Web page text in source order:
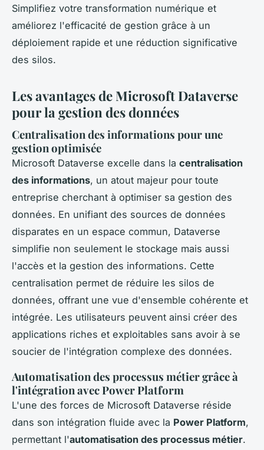
Simplifiez votre transformation numérique et
améliorez l'efficacité de gestion grâce à un
déploiement rapide et une réduction significative
des silos.
Les avantages de Microsoft Dataverse
pour la gestion des données
Centralisation des informations pour une
gestion optimisée
Microsoft Dataverse excelle dans la centralisation
des informations, un atout majeur pour toute
entreprise cherchant à optimiser sa gestion des
données. En unifiant des sources de données
disparates en un espace commun, Dataverse
simplifie non seulement le stockage mais aussi
l'accès et la gestion des informations. Cette
centralisation permet de réduire les silos de
données, offrant une vue d'ensemble cohérente et
intégrée. Les utilisateurs peuvent ainsi créer des
applications riches et exploitables sans avoir à se
soucier de l'intégration complexe des données.
Automatisation des processus métier grâce à
l'intégration avec Power Platform
L'une des forces de Microsoft Dataverse réside
dans son intégration fluide avec la Power Platform,
permettant l'automatisation des processus métier.